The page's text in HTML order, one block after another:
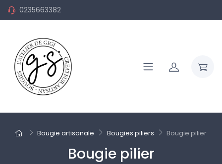
0235663382
Bougie artisanale Bougies piliers Bougie pilier
Bougie pilier